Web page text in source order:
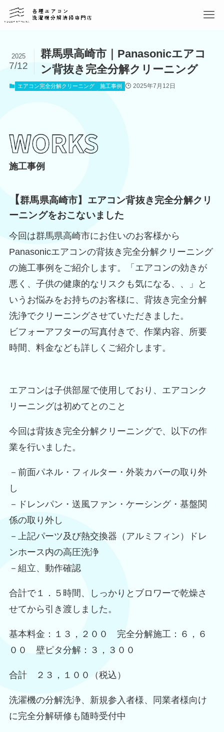
群馬県高崎市｜Panasonicエアコ
ン背抜き完全分解クリーニング
2025
7/12
エアコン完全分解クリーニング 施工事例 2025年7月12日
施工事例
【群馬県高崎市】エアコン背抜き完全分解クリ
ーニングをおこないました
今回は群馬県高崎市にお住いのお客様から
Panasonicエアコンの背抜き完全分解クリーニング
の施工事例をご紹介します。「エアコンの効きが
悪く、子供の健康的なリスクも気になる、、」と
いうお悩みをお持ちのお客様に、背抜き完全分解
洗浄でクリーニングさせていただきました。
ビフォーアフターの写真付きで、作業内容、所要
時間、料金なども詳しくご紹介します。
エアコンは子供部屋で使用しており、エアコンク
リーニングは初めてとのこと
今回は背抜き完全分解クリーニングで、以下の作
業を行いました。
－前面パネル・フィルター・外装カバーの取り外
し
－ドレンパン・送風ファン・ケーシング・基盤関
係の取り外し
－上記パーツ及び熱交換器（アルミフィン）ドレ
ンホース内の高圧洗浄
－組立、動作確認
合計で１．５時間、しっかりとブロワーで乾燥さ
せてから引き渡しました。
基本料金：１３，２００ 完全分解施工：６，６
００ 壁ピタ分解：３，３００
合計 ２３，１００（税込）
洗濯機の分解洗浄、新規参入者様、同業者様向け
に完全分解研修も随時受付中